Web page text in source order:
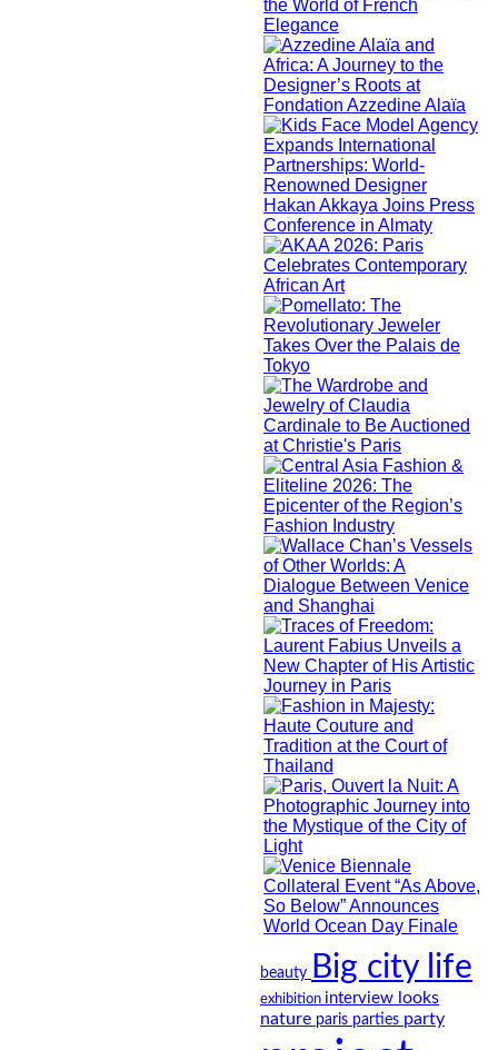
beauty Big city life
exhibition interview looks
nature paris parties party